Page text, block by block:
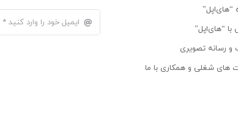
“های‌اپل”
با “های‌اپل”
و رسانه تصویری
های شغلی و همکاری با ما